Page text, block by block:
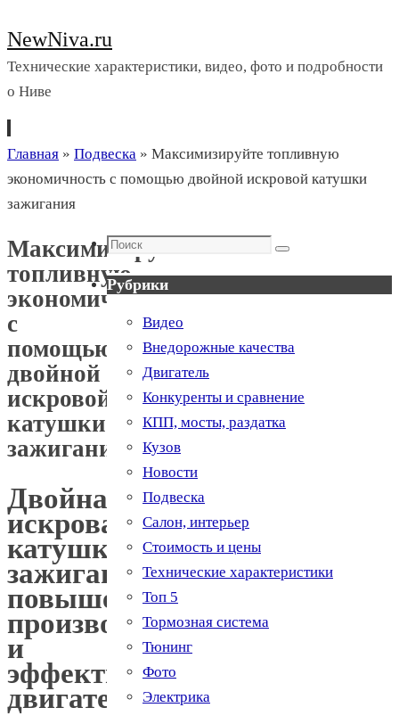
NewNiva.ru
Технические характеристики, видео, фото и подробности
о Ниве
Перейти
к
содержимому
Главная » Подвеска » Максимизируйте топливную
экономичность с помощью двойной искровой катушки
зажигания
Максимизируйте
топливную
экономичность
с
помощью
двойной
искровой
катушки
зажигания
Двойная
искровая
катушка
зажигания:
повышение
производительности
и
эффективности
двигателя
Поиск
Поиск
Рубрики
Видео
Внедорожные качества
Двигатель
Конкуренты и сравнение
КПП, мосты, раздатка
Кузов
Новости
Подвеска
Салон, интерьер
Стоимость и цены
Технические характеристики
Топ 5
Тормозная система
Тюнинг
Фото
Электрика